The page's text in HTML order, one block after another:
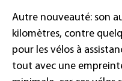
Autre nouveauté: son
kilomètres, contre
pour les vélos à
tout avec une